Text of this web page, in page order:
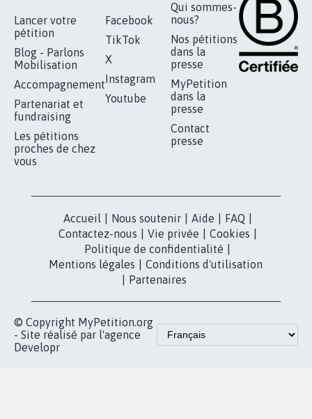
Lancer votre
pétition
Blog - Parlons
Mobilisation
Accompagnement
Partenariat et
fundraising
Les pétitions
proches de chez
vous
Facebook
TikTok
X
Instagram
Youtube
Qui sommes-
nous?
Nos pétitions
dans la
presse
MyPetition
dans la
presse
Contact
presse
Accueil Nous soutenir Aide FAQ
Contactez-nous
Vie privée Cookies
Politique de confidentialité
Mentions légales
Conditions d'utilisation
Partenaires
© Copyright MyPetition.org
- Site réalisé par l'agence
Developr